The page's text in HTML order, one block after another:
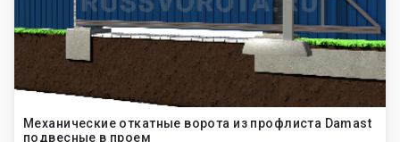
Механические откатные ворота из профлиста Damast
подвесные в проем